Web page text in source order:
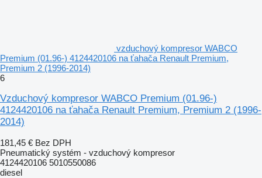
vzduchový kompresor WABCO
Premium (01.96-) 4124420106 na ťahača Renault Premium,
Premium 2 (1996-2014)
6
Vzduchový kompresor WABCO Premium (01.96-)
4124420106 na ťahača Renault Premium, Premium 2 (1996-
2014)
181,45 € Bez DPH
Pneumatický systém - vzduchový kompresor
4124420106 5010550086
diesel